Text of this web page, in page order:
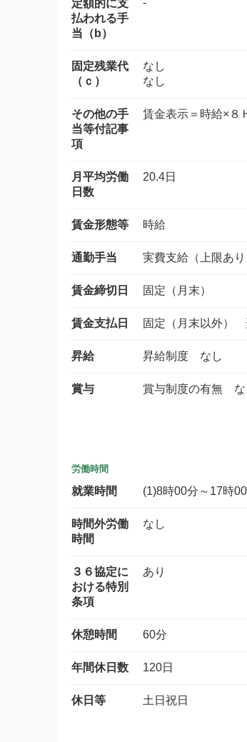
定額的に支
払われる手
当（b）
-
固定残業代
（ｃ）
なし
なし
その他の手
当等付記事
項
賃金表示＝時給×８
月平均労働
日数
20.4日
賃金形態等 時給
通勤手当 実費支給（上限あ
賃金締切日 固定（月末）
賃金支払日 固定（月末以外
昇給 昇給制度 なし
賞与 賞与制度の有無 な
労働時間
就業時間 (1)8時00分～17時
時間外労働
時間
なし
３６協定に
おける特別
条項
あり
休憩時間 60分
年間休日数 120日
休日等 土日祝日